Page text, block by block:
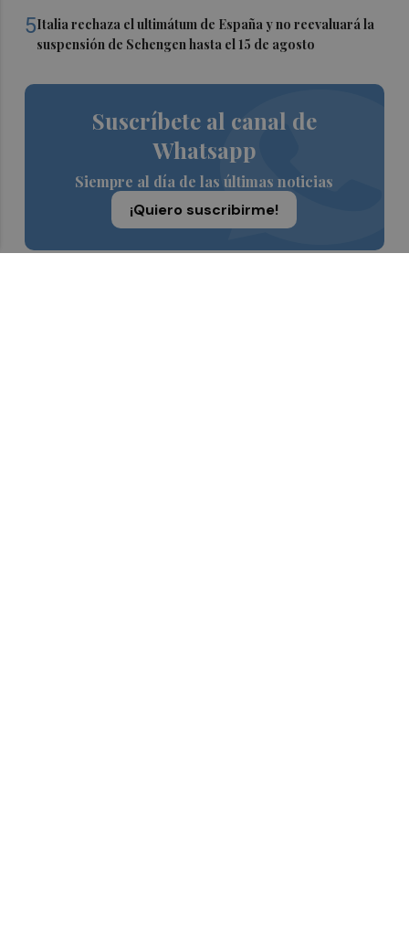
5Italia rechaza el ultimátum de España y no reevaluará la
suspensión de Schengen hasta el 15 de agosto
Suscríbete al canal de
Whatsapp
Siempre al día de las últimas noticias
¡Quiero suscribirme!